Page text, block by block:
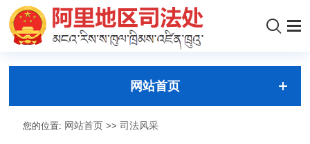
网站首页
您的位置: 网站首页 >>司法风采